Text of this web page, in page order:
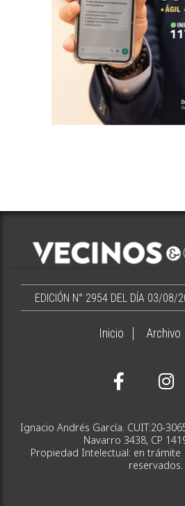
EDICIÓN N° 2954 DEL DÍA 03/
Inicio Archivo
Ignacio Andrés García. CUIT:20-
Navarro 3438, CP
Propiedad Intelectual: en
reservados.